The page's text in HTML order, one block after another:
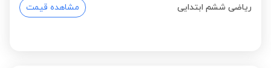
ریاضی ششم ابتدایی مشاهده قیمت